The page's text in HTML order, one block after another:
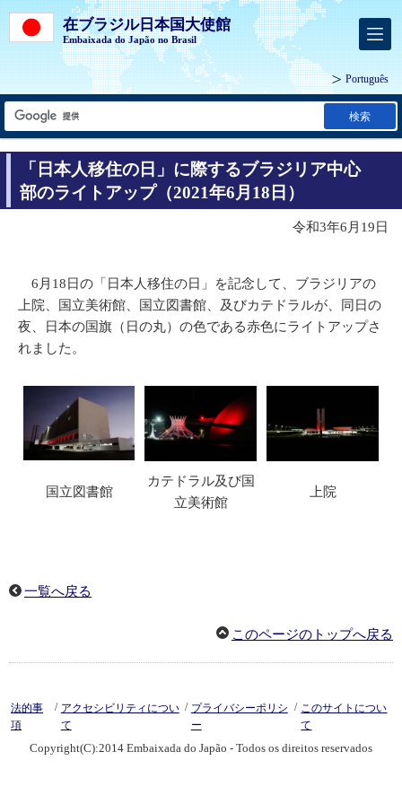
在ブラジル日本国大使館
Embaixada do Japão no Brasil
Português
検索
「日本人移住の日」に際するブラジリア中心
部のライトアップ（2021年6月18日）
令和3年6月19日
6月18日の「日本人移住の日」を記念して、ブラジリアの
上院、国立美術館、国立図書館、及びカテドラルが、同日の
夜、日本の国旗（日の丸）の色である赤色にライトアップさ
れました。
国立図書館
カテドラル及び国
立美術館
上院
一覧へ戻る
このページのトップへ戻る
法的事
項
/ アクセシビリティについ
て
/ プライバシーポリシ
ー
/ このサイトについ
て
Copyright(C):2014 Embaixada do Japão - Todos os direitos reservados